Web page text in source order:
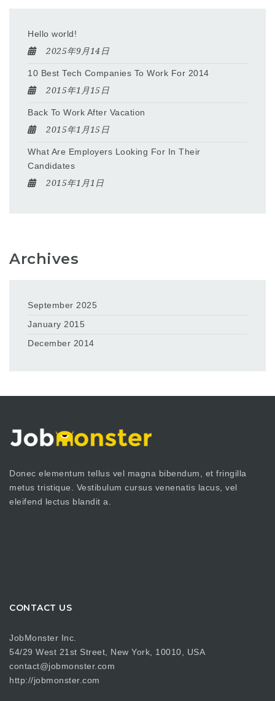
Hello world!
2025年9月14日
10 Best Tech Companies To Work For 2014
2015年1月15日
Back To Work After Vacation
2015年1月15日
What Are Employers Looking For In Their
Candidates
2015年1月1日
Archives
September 2025
January 2015
December 2014
Donec elementum tellus vel magna bibendum, et fringilla
metus tristique. Vestibulum cursus venenatis lacus, vel
eleifend lectus blandit a.
CONTACT US
JobMonster Inc.
54/29 West 21st Street, New York, 10010, USA
contact@jobmonster.com
http://jobmonster.com